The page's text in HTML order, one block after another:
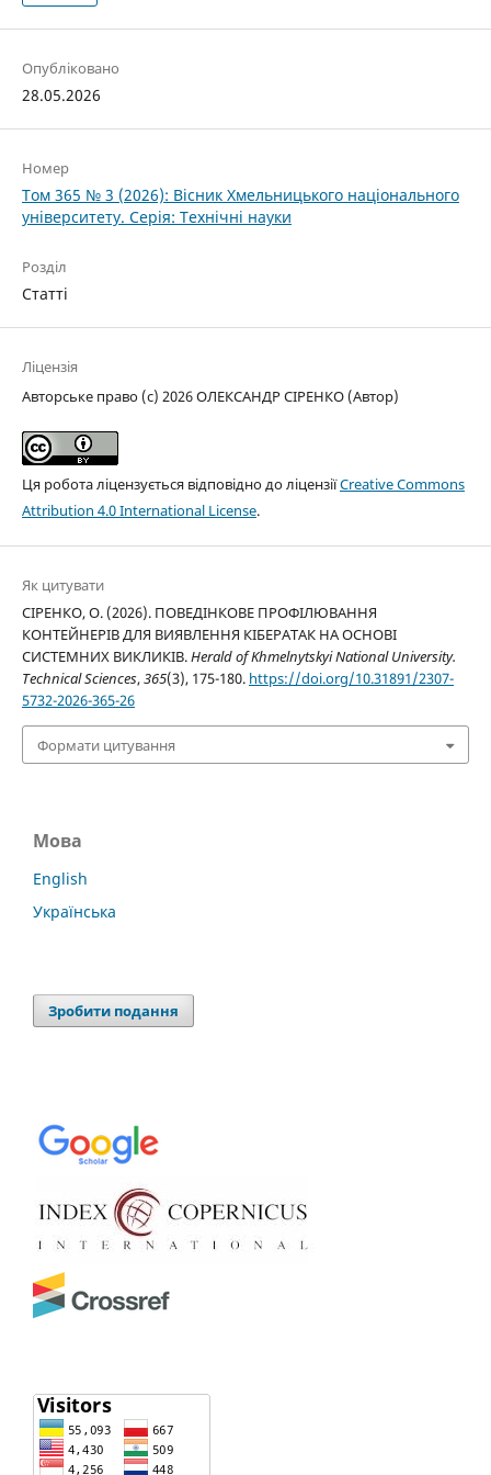
Опубліковано
28.05.2026
Номер
Том 365 № 3 (2026): Вісник Хмельницького національного
університету. Серія: Технічні науки
Розділ
Статті
Ліцензія
Авторське право (c) 2026 ОЛЕКСАНДР СІРЕНКО (Автор)
Ця робота ліцензується відповідно до ліцензіїCreative Commons
Attribution 4.0 International License.
Як цитувати
СІРЕНКО, О. (2026). ПОВЕДІНКОВЕ ПРОФІЛЮВАННЯ
КОНТЕЙНЕРІВ ДЛЯ ВИЯВЛЕННЯ КІБЕРАТАК НА ОСНОВІ
СИСТЕМНИХ ВИКЛИКІВ.Herald of Khmelnytskyi National University.
Technical Sciences,365(3), 175-180. https://doi.org/10.31891/2307-
5732-2026-365-26
Формати цитування
Мова
English
Українська
Зробити подання